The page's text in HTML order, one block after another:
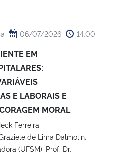
06/07/2026 14:00
EM
E LABORAIS E
MORAL
Ferreira
de Lima Dalmolin,
(UFSM); Prof. Dr.